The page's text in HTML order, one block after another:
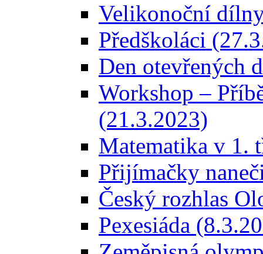
Velikonoční
Předškoláci
Den otevřených
Workshop –
(21.3.2023)
Matematika v 1.
Přijímačky
Český rozhlas
Pexesiáda